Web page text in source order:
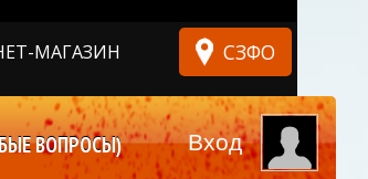
МАГАЗИН СЗФО
ВОПРОСЫ) Вход